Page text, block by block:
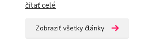
čítať celé
Zobraziť všetky články